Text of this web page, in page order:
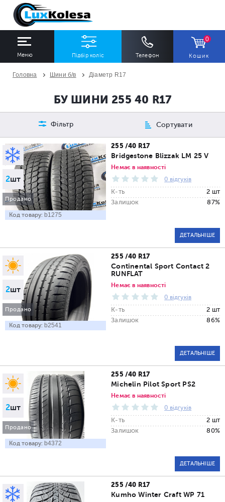
Меню Підбір коліс Телефон
0
Кошик
Всі Всі
Діаметр
Всі
Сезон
Всі
Кількість
Всі
ПІДІБРАТИ
Головна Шини б/в Діаметр R17
БУ ШИНИ 255 40 R17
Фільтр Сортувати
2шт
Продано
Код товару: b1275
255 /40 R17
Bridgestone Blizzak LM 25 V
Немає в наявності
0 відгуків
К-ть
2 шт
Залишок
87%
ДЕТАЛЬНІШЕ
2шт
Продано
Код товару: b2541
255 /40 R17
Continental Sport Contact 2
RUNFLAT
Немає в наявності
0 відгуків
К-ть
2 шт
Залишок
86%
ДЕТАЛЬНІШЕ
2шт
Продано
Код товару: b4372
255 /40 R17
Michelin Pilot Sport PS2
Немає в наявності
0 відгуків
К-ть
2 шт
Залишок
80%
ДЕТАЛЬНІШЕ
255 /40 R17
Kumho Winter Craft WP 71